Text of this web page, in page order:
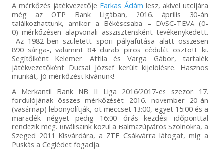
A mérkőzés játékvezetője Farkas Ádám lesz, akivel utoljára
még az OTP Bank Ligában, 2016. április 30-án
találkozhattunk, amikor a Békéscsaba – DVSC-TEVA (0-
0) mérkőzésen alapvonali asszisztensként tevékenykedett.
Az 1982-ben született spori pályafutása alatt összesen
890 sárga-, valamint 84 darab piros cédulát osztott ki.
Segítőiként Kelemen Attila és Varga Gábor, tartalék
játékvezetőként Ducsai József került kijelölésre. Hasznos
munkát, jó mérkőzést kívánunk!
A Merkantil Bank NB II Liga 2016/2017-es szezon 17.
fordulójának összes mérkőzését 2016. november 20-án
(vasárnap) lebonyolítják, öt meccset 13:00, egyet 15:00 és a
maradék négyet pedig 16:00 órás kezdési időponttal
rendezik meg. Riválisaink közül a Balmazújváros Szolnokra, a
Szeged 2011 Kisvárdára, a ZTE Csákvárra látogat, míg a
Puskás a Ceglédet fogadja.